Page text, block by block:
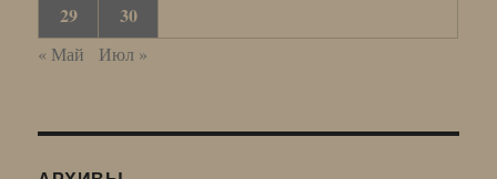
29
30
« Май Июл »